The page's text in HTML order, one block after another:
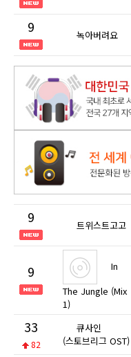
9 녹아버려요
9 트위스트고고
9
In
The Jungle (Mix
1)
33
82
큐사인
(스토브리그 OST)